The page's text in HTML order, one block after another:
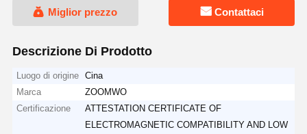
Miglior prezzo Contattaci
Descrizione Di Prodotto
Luogo di origine
Cina
Marca
ZOOMWO
Certificazione
ATTESTATION CERTIFICATE OF
ELECTROMAGNETIC COMPATIBILITY AND LOW